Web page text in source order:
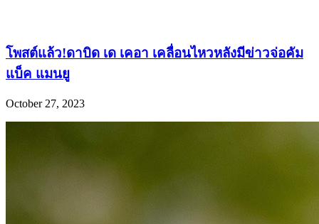
โพสต์แล้ว!ดาบิด เด เคอา เคลื่อนไหวหลังมีข่าวจ่อคัม
แบ็ค แมนยู
October 27, 2023